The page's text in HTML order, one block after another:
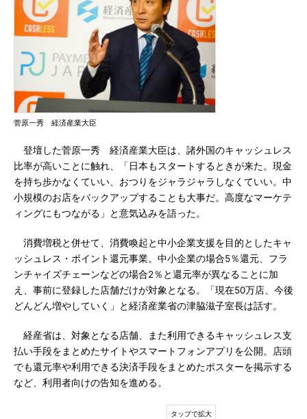
菅原一秀 経済産業大臣
登壇した菅原一秀 経済産業大臣は、諸外国のキャッシュレス
比率が高いことに触れ、「日本もスタートするときが来た。現金
を持ち歩かなくていい、おつりをジャラジャラしなくていい。中
小規模のお店をバックアップすることも大事だ。高度なマーケテ
ィングにもつながる」と意気込みを語った。
消費増税と併せて、消費喚起と中小企業支援を目的としたキャ
ッシュレス・ポイント還元事業。中小企業の場合5％還元、フラ
ンチャイズチェーンなどの場合2％と還元率が異なることに加
え、事前に登録した店舗だけが対象となる。「現在50万店、今後
どんどん増やしていく」と経済産業省の津脇滋子室長は話す。
経産省は、対象となる店舗、また利用できるキャッシュレス支
払い手段をまとめたサイトやスマートフォンアプリを公開。店頭
でも還元率や利用できる決済手段をまとめたポスターを掲示する
など、利用者向けの告知を進める。